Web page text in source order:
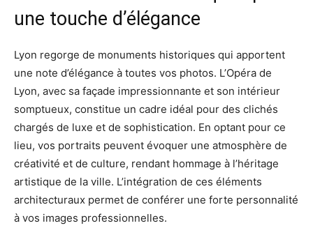
une touche d’élégance
Lyon regorge de monuments historiques qui apportent
une note d’élégance à toutes vos photos. L’Opéra de
Lyon, avec sa façade impressionnante et son intérieur
somptueux, constitue un cadre idéal pour des clichés
chargés de luxe et de sophistication. En optant pour ce
lieu, vos portraits peuvent évoquer une atmosphère de
créativité et de culture, rendant hommage à l’héritage
artistique de la ville. L’intégration de ces éléments
architecturaux permet de conférer une forte personnalité
à vos images professionnelles.